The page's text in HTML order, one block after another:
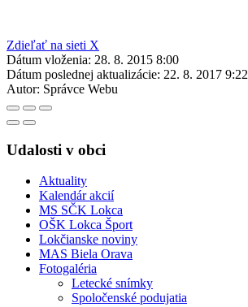
Zdieľať na sieti X
Dátum vloženia: 28. 8. 2015 8:00
Dátum poslednej aktualizácie: 22. 8. 2017 9:22
Autor: Správce Webu
Udalosti v obci
Aktuality
Kalendár akcií
MS SČK Lokca
OŠK Lokca Šport
Lokčianske noviny
MAS Biela Orava
Fotogaléria
Letecké snímky
Spoločenské podujatia